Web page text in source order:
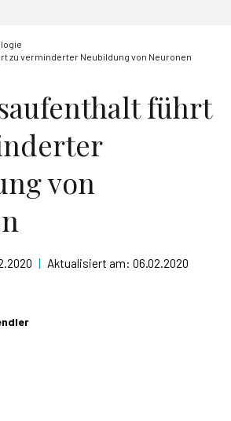
zu verminderter Neubildung von Neuronen
führt
von
| Aktualisiert am: 06.02.2020